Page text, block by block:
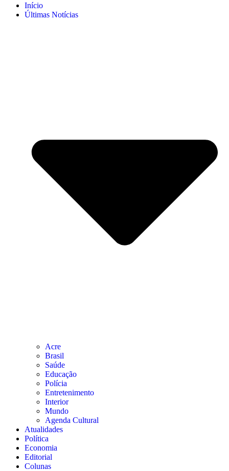
Início
Últimas Notícias
Acre
Brasil
Saúde
Educação
Polícia
Entretenimento
Interior
Mundo
Agenda Cultural
Atualidades
Política
Economia
Editorial
Colunas